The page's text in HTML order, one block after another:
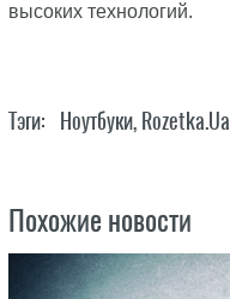
высоких технологий.
Тэги: Ноутбуки, Rozetka.ua
Похожие новости